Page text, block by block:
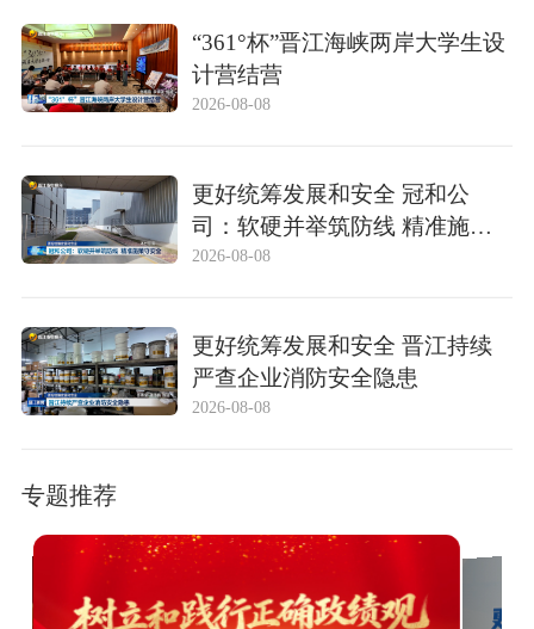
“361°杯”晋江海峡两岸大学生设
计营结营
2026-08-08
更好统筹发展和安全 冠和公
司：软硬并举筑防线 精准施策
守安全
2026-08-08
更好统筹发展和安全 晋江持续
严查企业消防安全隐患
2026-08-08
专题推荐